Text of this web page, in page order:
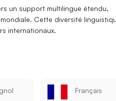
avec Google
un support multilingue étendu,
Cette diversité
internationaux.
Français